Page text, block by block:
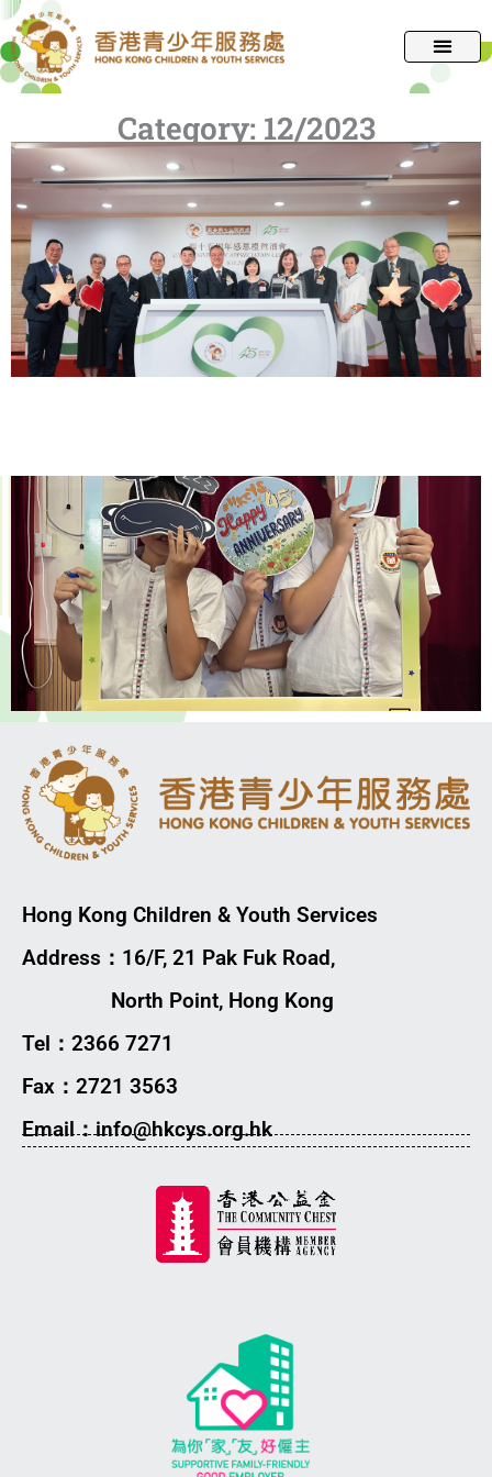
跳
至
主
容
Category: 12/2023
Hong Kong Children & Youth Services
Address：16/F, 21 Pak Fuk Road,
North Point, Hong Kong
Tel：2366 7271
Fax：2721 3563
Email：info@hkcys.org.hk